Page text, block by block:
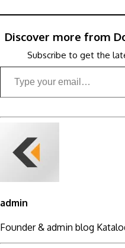
Discover more from
Subscribe to get the
Type your email…
admin
Founder & admin blog